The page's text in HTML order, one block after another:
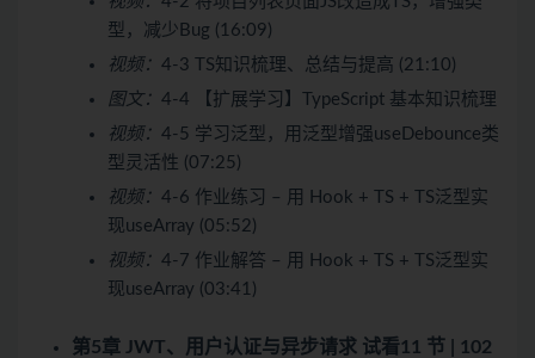
型，减少Bug (16:09)
视频： 4-3 TS知识梳理、总结与提高 (21:10)
图文： 4-4 【扩展学习】TypeScript 基本知识梳理
视频： 4-5 学习泛型，用泛型增强useDebounce类
型灵活性 (07:25)
视频： 4-6 作业练习 – 用 Hook + TS + TS泛型实
现useArray (05:52)
视频： 4-7 作业解答 – ⽤ Hook + TS + TS泛型实
现useArray (03:41)
第5章 JWT、用户认证与异步请求 试看11 节 | 102